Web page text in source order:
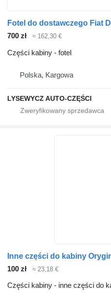
Fotel do dostawczego Fiat
700 zł
≈ 162,30 €
Części kabiny - fotel
Polska, Kargowa
LYSEWYCZ AUTO-CZĘŚCI
100 zł ≈ 23,18 €
Części kabiny - inne części do